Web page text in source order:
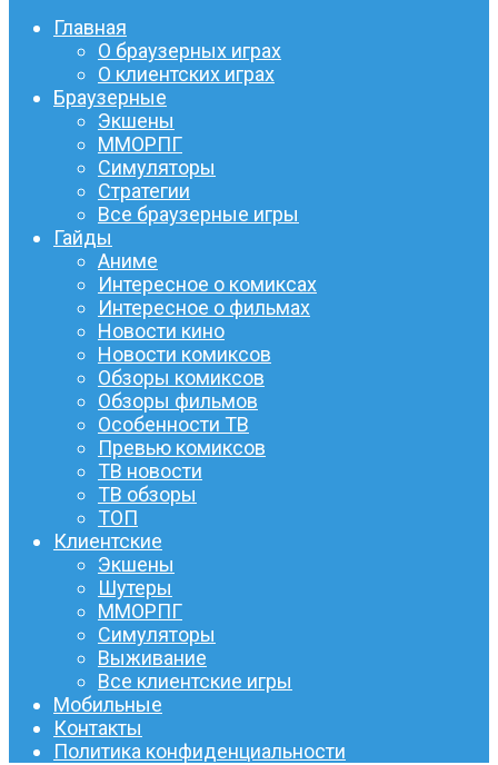
Главная
О браузерных играх
О клиентских играх
Браузерные
Экшены
ММОРПГ
Симуляторы
Стратегии
Все браузерные игры
Гайды
Аниме
Интересное о комиксах
Интересное о фильмах
Новости кино
Новости комиксов
Обзоры комиксов
Обзоры фильмов
Особенности ТВ
Превью комиксов
ТВ новости
ТВ обзоры
ТОП
Клиентские
Экшены
Шутеры
ММОРПГ
Симуляторы
Выживание
Все клиентские игры
Мобильные
Контакты
Политика конфиденциальности